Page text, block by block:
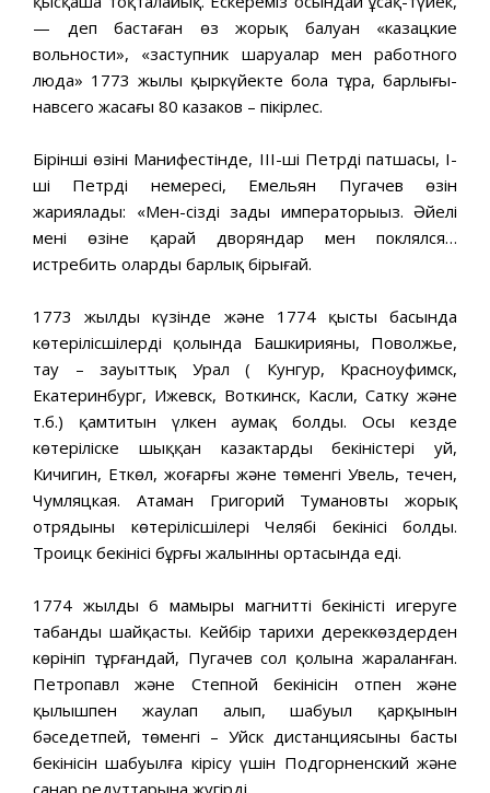
— деп бастаған өз жорық балуан «казацкие
вольности», «заступник шаруалар мен работного
люда» 1773 жылы қыркүйекте бола тұра, барлығы-
навсего жасағы 80 казаков – пікірлес.
Бірінші өзінің Манифестінде, III-ші Петрдің патшасы, I-
ші Петрдің немересі, Емельян Пугачев өзін
жариялады: «Мен-сіздің заңды императорыңыз. Әйелі
менің өзіне қарай дворяндар мен поклялся…
истребить олардың барлық бірыңғай.
1773 жылдың күзінде және 1774 қыстың басында
көтерілісшілердің қолында Башкирияны, Поволжье,
тау – зауыттық Урал ( Кунгур, Красноуфимск,
Екатеринбург, Ижевск, Воткинск, Касли, Сатку және
т.б.) қамтитын үлкен аумақ болды. Осы кезде
көтеріліске шыққан казактардың бекіністері уй,
Кичигин, Еткөл, жоғарғы және төменгі Увель, течен,
Чумляцкая. Атаман Григорий Тумановтың жорық
отрядының көтерілісшілері Челябі бекінісі болды.
Троицк бекінісі бұрғы жалынның ортасында еді.
1774 жылдың 6 мамыры магнитті бекіністі игеруге
табанды шайқасты. Кейбір тарихи дереккөздерден
көрініп тұрғандай, Пугачев сол қолына жараланған.
Петропавл және Степной бекінісін отпен және
қылышпен жаулап алып, шабуыл қарқынын
бәсеңдетпей, төменгі – Уйск дистанциясының басты
бекінісін шабуылға кірісу үшін Подгорненский және
санар редуттарына жүгірді.